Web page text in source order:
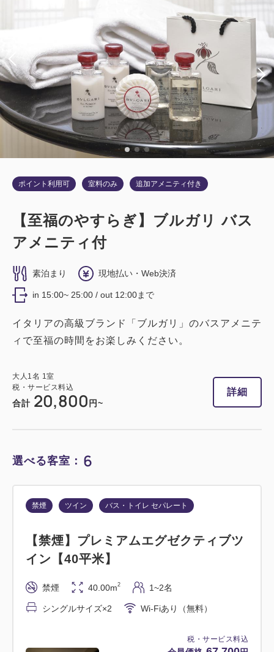
税・サービス料込
会員価格
大人
税・サービス料込
合計 38,100 円
バス・トイレ：ユニットバス
セミダブル×1
Wi-Fiあり（無料）
詳細 今すぐ予約
ポイント利用可 室料のみ 追加アメニティ付き
【至福のやすらぎ】ブルガリ バス
アメニティ付
素泊まり 現地払い・Web決済
in 15:00~ 25:00 / out 12:00まで
イタリアの高級ブランド「ブルガリ」のバスアメニテ
ィで至福の時間をお楽しみください。
大人 1名 1室
税・サービス料込
合計 20,800 円~
詳細
選べる客室： 6
税・サービス料込
禁煙 ツイン バス・トイレ セパレート
【禁煙】プレミアムエグゼクティブツ
イン【40平米】
禁煙 40.00m2 1~2名
シングルサイズ×2 Wi-Fiあり（無料）